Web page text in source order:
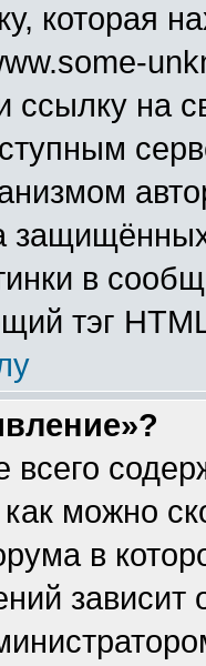
которая
ссылку на
в
тэг
всего
можно
в
зависит